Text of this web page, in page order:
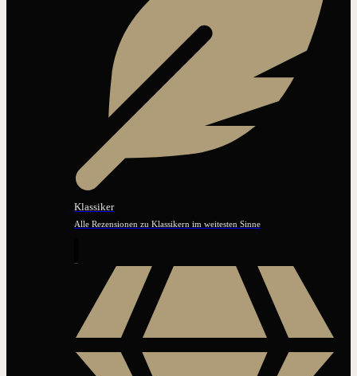
Klassiker
Alle Rezensionen zu Klassikern im weitesten Sinne